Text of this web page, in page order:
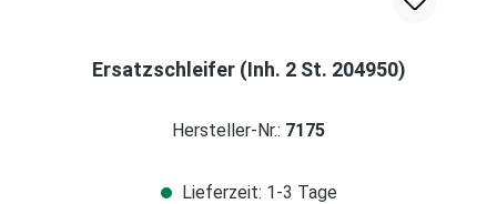
Ersatzschleifer (Inh. 2 St. 204950)
Hersteller-Nr.: 7175
Lieferzeit: 1-3 Tage